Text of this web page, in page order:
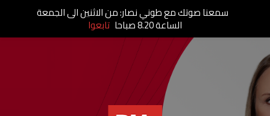
سمعنا صوتك مع طوني نصار: من الاثنين الى الجمعة
الساعة 8.20 صباحا تابعوا